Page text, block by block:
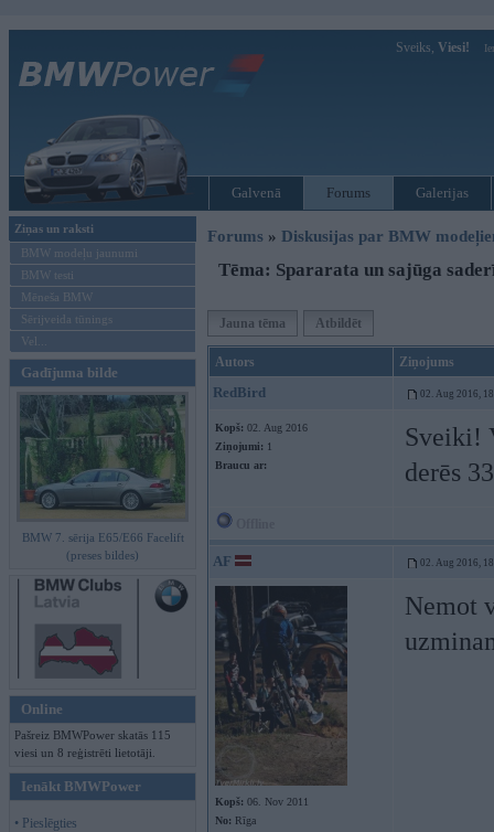
Sveiks, Viesi!
Galvenā Forums Galerijas
Ziņas un raksti
BMW modeļu jaunumi
BMW testi
Mēneša BMW
Sērijveida tūnings
Vel...
Gadījuma bilde
BMW 7. sērija E65/E66 Facelift
(preses bildes)
Online
Pašreiz BMWPower skatās 115
viesi un 8 reģistrēti lietotāji.
Ienākt BMWPower
• Pieslēgties
Forums » Diskusijas par BMW
Tēma: Spararata un sajūga
Jauna tēma Atbildēt
Autors Ziņojums
RedBird 02. Aug 2016,
Kopš: 02. Aug 2016
Ziņojumi: 1
Braucu ar:
Sveiki!
derēs
AF 02. Aug 2016,
Kopš: 06. Nov 2011
No: Rīga
Nemot